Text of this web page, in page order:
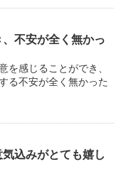
不安が全く無かっ
を感じることができ、
る不安が全く無かった
込みがとても嬉し